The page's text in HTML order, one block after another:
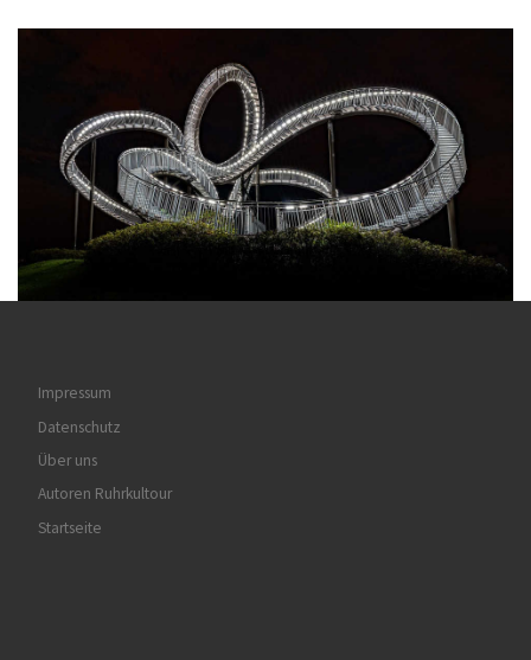
Impressum
Datenschutz
Über uns
Autoren Ruhrkultour
Startseite